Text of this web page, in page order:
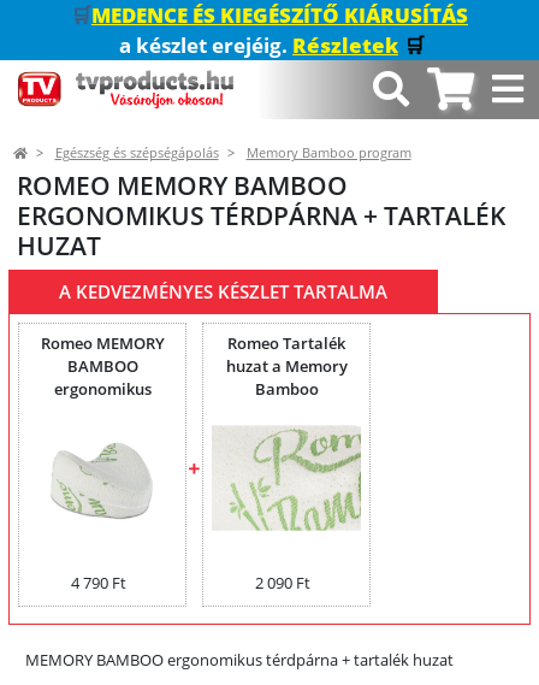
🛒MEDENCE ÉS KIEGÉSZÍTŐ KIÁRUSÍTÁS
a készlet erejéig. Részletek 🛒
Egészség és szépségápolás Memory Bamboo program
ROMEO MEMORY BAMBOO
ERGONOMIKUS TÉRDPÁRNA + TARTALÉK
HUZAT
A KEDVEZMÉNYES KÉSZLET TARTALMA
Romeo MEMORY
BAMBOO
ergonomikus
4 790 Ft
Romeo Tartalék
huzat a Memory
Bamboo
térdpárnához
2 090 Ft
MEMORY BAMBOO ergonomikus térdpárna + tartalék huzat